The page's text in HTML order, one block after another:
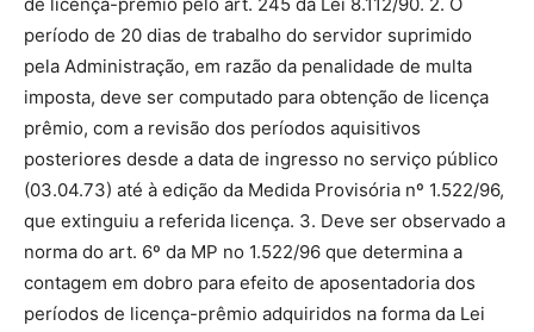
período de 20 dias de trabalho do servidor suprimido
pela Administração, em razão da penalidade de multa
imposta, deve ser computado para obtenção de licença
prêmio, com a revisão dos períodos aquisitivos
posteriores desde a data de ingresso no serviço público
(03.04.73) até à edição da Medida Provisória nº 1.522/96,
que extinguiu a referida licença. 3. Deve ser observado a
norma do art. 6º da MP no 1.522/96 que determina a
contagem em dobro para efeito de aposentadoria dos
períodos de licença-prêmio adquiridos na forma da Lei